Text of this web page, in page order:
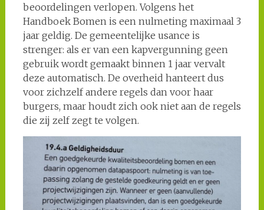
beoordelingen verlopen. Volgens het
Handboek Bomen is een nulmeting maximaal 3
jaar geldig. De gemeentelijke usance is
strenger: als er van een kapvergunning geen
gebruik wordt gemaakt binnen 1 jaar vervalt
deze automatisch. De overheid hanteert dus
voor zichzelf andere regels dan voor haar
burgers, maar houdt zich ook niet aan de regels
die zij zelf zegt te volgen.